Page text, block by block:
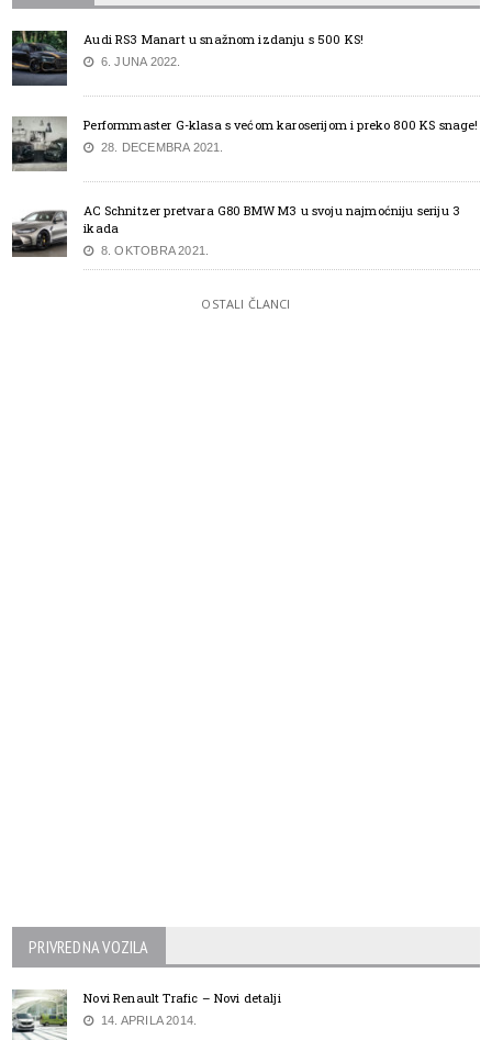
Audi RS3 Manart u snažnom izdanju s 500 KS!
6. JUNA 2022.
Performmaster G-klasa s većom karoserijom i preko 800 KS snage!
28. DECEMBRA 2021.
AC Schnitzer pretvara G80 BMW M3 u svoju najmoćniju seriju 3
ikada
8. OKTOBRA 2021.
OSTALI ČLANCI
PRIVREDNA VOZILA
Novi Renault Trafic – Novi detalji
14. APRILA 2014.